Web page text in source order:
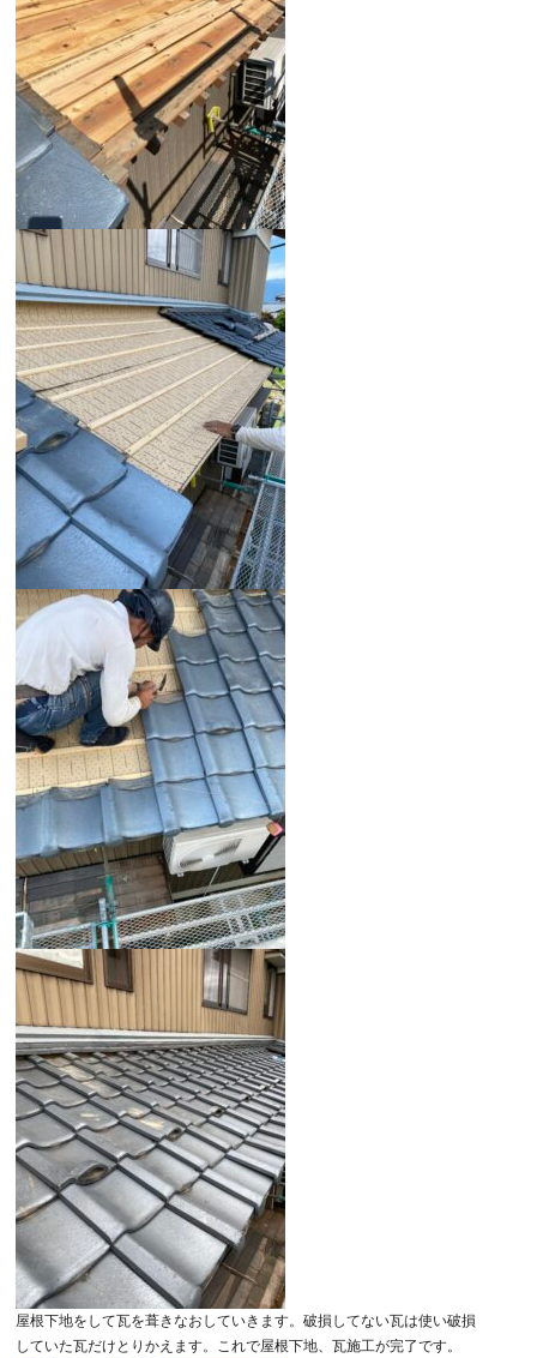
屋根下地をして瓦を葺きなおしていきます。破損してない瓦は使い破損
していた瓦だけとりかえます。これで屋根下地、瓦施工が完了です。